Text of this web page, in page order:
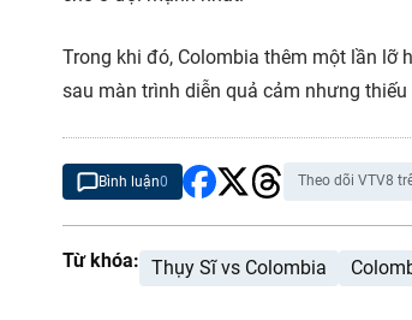
Trong khi đó, Colombia thêm một lần lỡ
sau màn trình diễn quả cảm nhưng
Bình luận0 Theo dõi VTV8
Từ khóa: Thụy Sĩ vs Colombia